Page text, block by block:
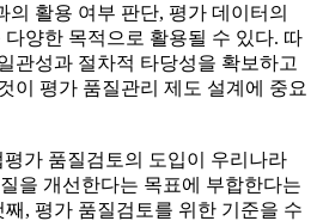
의 활용 여부 판단, 평가 데이터의
양한 목적으로 활용될 수 있다. 따
관성과 절차적 타당성을 확보하고
이 평가 품질관리 제도 설계에 중요
가 품질검토의 도입이 우리나라
을 개선한다는 목표에 부합한다는
, 평가 품질검토를 위한 기준을 수